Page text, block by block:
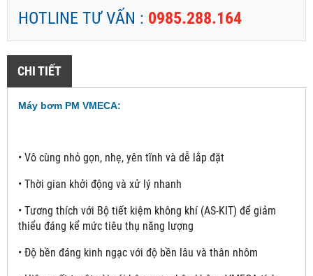
HOTLINE TƯ VẤN : 0985.288.164
CHI TIẾT
Máy bơm PM VMECA:
• Vô cùng nhỏ gọn, nhẹ, yên tĩnh và dễ lắp đặt
• Thời gian khởi động và xử lý nhanh
• Tương thích với Bộ tiết kiệm không khí (AS-KIT) để giảm
thiểu đáng kể mức tiêu thụ năng lượng
• Độ bền đáng kinh ngạc với độ bền lâu và thân nhôm